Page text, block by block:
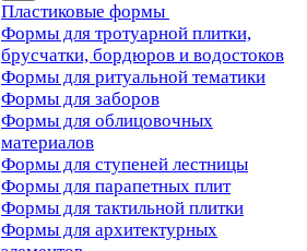
Пластиковые формы
Формы для тротуарной плитки,
брусчатки, бордюров и водостоков
Формы для ритуальной тематики
Формы для заборов
Формы для облицовочных
материалов
Формы для ступеней лестницы
Формы для парапетных плит
Формы для тактильной плитки
Формы для архитектурных